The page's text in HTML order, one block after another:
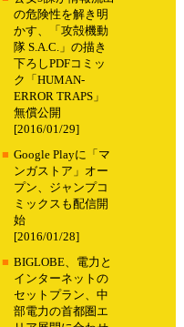
の危険性を解き明
かす、「攻殻機動
隊 S.A.C.」の描き
下ろしPDFコミッ
ク「HUMAN-
ERROR TRAPS」
無償公開
[2016/01/29]
■ Google Playに「マ
ンガストア」オー
プン、ジャンプコ
ミックスも配信開
始
[2016/01/28]
■ BIGLOBE、電力と
インターネットの
セットプラン、中
部電力の首都圏エ